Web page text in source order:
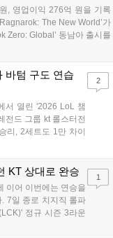
, 영업이익 276억 원을 기록
The New World’가
Zero: Global’ 동남아 출시를
22일 ‘갈바테인’ 등 다양한
3’ 등 대작을 글로벌
립과 라그나로크 에코 시스
다....
바텀 구도 연습
서 열린 '2026 LoL 챔
전드 그룹 kt 롤스터전
리, 2세트도 1만 차이
압도적인 경기력을 선
2
KT 상대로 완승
이어 이번에는 연승을
7일 종로 치지직 롤파
정규 시즌 3라운
대결에서 젠지가 압
1